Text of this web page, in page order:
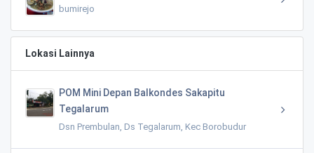
bumirejo
Lokasi Lainnya
POM Mini Depan Balkondes Sakapitu
Tegalarum
Dsn Prembulan, Ds Tegalarum, Kec Borobudur